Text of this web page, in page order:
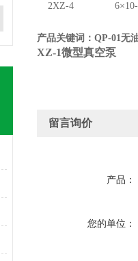
2XZ-4
产品关键词： QP-01无
XZ-1微型真空泵
留言询价
产品：
您的单位：